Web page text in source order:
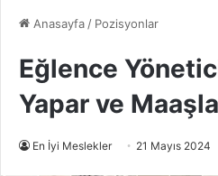
Anasayfa / Pozisyonlar
Eğlence
Yapar ve
En İyi Meslekler 21 Mayıs 2024